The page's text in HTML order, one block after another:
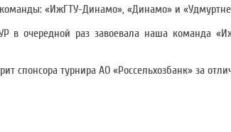
«ИжГТУ-Динамо», «Динамо» и
в очередной раз завоевала наша команда
спонсора турнира АО «Россельхозбанк» за